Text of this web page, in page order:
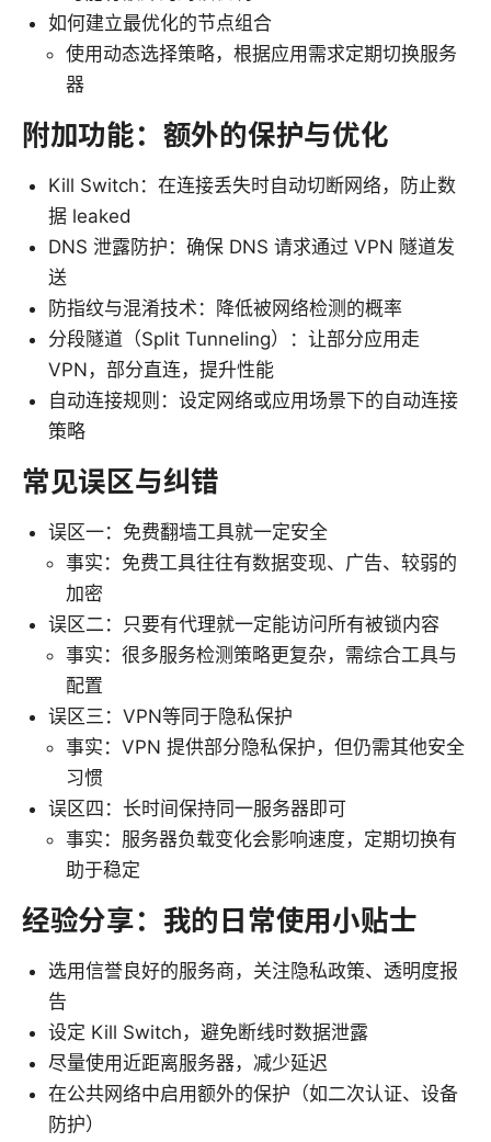
如何建立最优化的节点组合
使用动态选择策略，根据应用需求定期切换服务
器
附加功能：额外的保护与优化
Kill Switch：在连接丢失时自动切断网络，防止数
据 leaked
DNS 泄露防护：确保 DNS 请求通过 VPN 隧道发
送
防指纹与混淆技术：降低被网络检测的概率
分段隧道（Split Tunneling）：让部分应用走
VPN，部分直连，提升性能
自动连接规则：设定网络或应用场景下的自动连接
策略
常见误区与纠错
误区一：免费翻墙工具就一定安全
事实：免费工具往往有数据变现、广告、较弱的
加密
误区二：只要有代理就一定能访问所有被锁内容
事实：很多服务检测策略更复杂，需综合工具与
配置
误区三：VPN等同于隐私保护
事实：VPN 提供部分隐私保护，但仍需其他安全
习惯
误区四：长时间保持同一服务器即可
事实：服务器负载变化会影响速度，定期切换有
助于稳定
经验分享：我的日常使用小贴士
选用信誉良好的服务商，关注隐私政策、透明度报
告
设定 Kill Switch，避免断线时数据泄露
尽量使用近距离服务器，减少延迟
在公共网络中启用额外的保护（如二次认证、设备
防护）